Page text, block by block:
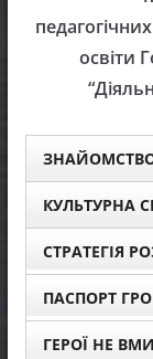
освіти
КУЛЬТУРНА
СТРАТЕГІЯ
ПАСПОРТ
ГЕРОЇ НЕ